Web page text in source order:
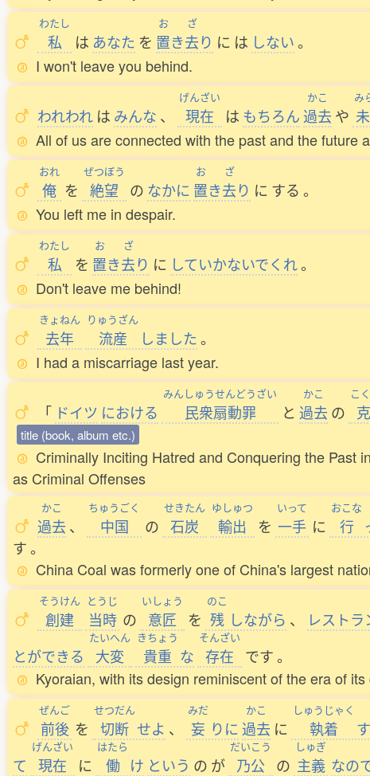
わたし
私 は あなた を
お
置き
ざ
去り に は しない。
I won't leave you behind.
われわれ は みんな 、
げんざい
現在 は もちろん
かこ
過去 や
み
All of us are connected with the past and the future
おれ
俺 を
ぜつぼう
絶望 の なかに
お
置き
ざ
去り に する 。
You left me in despair.
わたし
私 を
お
置き
ざ
去り に していかないでくれ。
Don't leave me behind!
きょねん
去年
りゅうざん
流産 しました 。
I had a miscarriage last year.
「 ドイツ における
みんしゅうせんどうざい
民衆扇動罪 と
かこ
過去 の
こ
title (book, album etc.)
Criminally Inciting Hatred and Conquering the Past
as Criminal Offenses
かこ
過去 、
ちゅうごく
中国 の
せきたん
石炭
ゆしゅつ
輸出 を
いって
一手 に
おこな
行
す。
China Coal was formerly one of China's largest
そうけん
創建
とうじ
当時 の
いしょう
意匠 を
のこ
残 しながら 、 レストラ
とができる
たいへん
大変
きちょう
貴重 な
そんざい
存在 です。
Kyoraian, with its design reminiscent of the era of
ぜんご
前後 を
せつだん
切断 せよ 、
みだ
妄 りに
かこ
過去 に
しゅうじゃく
執着
て
げんざい
現在 に
はたら
働 け という の が
だいこう
乃公 の
しゅぎ
主義 なの